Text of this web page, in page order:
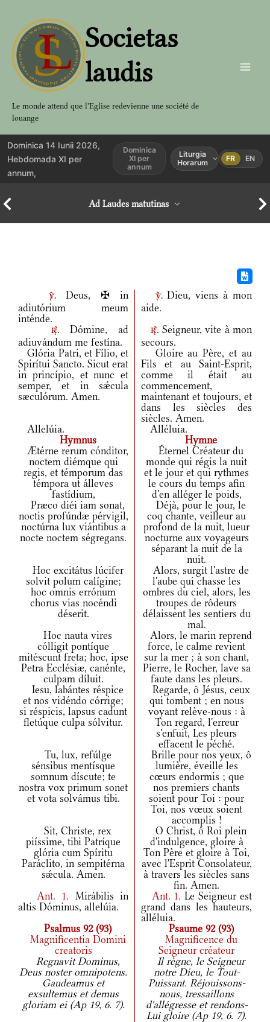
contenu
Societas
laudis
Le monde attend que l'Eglise redevienne une société de
louange
Dominica 14 Iunii 2026,
Hebdomada XI per
annum,
Dominica
XI per
annum
Liturgia
Horarum
FR EN
Ad Laudes matutinas
v.Deus, ✠ in
adiutórium meum
inténde.
v.Dieu, viens à mon
aide.
r.Dómine, ad
adiuvándum me festína.
r. Seigneur, vite à mon
secours.
Glória Patri, et Fílio, et
Spirítui Sancto. Sicut erat
in princípio, et nunc et
semper, et in sǽcula
sæculórum. Amen.
Gloire au Père, et au
Fils et au Saint-Esprit,
comme il était au
commencement,
maintenant et toujours, et
dans les siècles des
siècles. Amen.
Allelúia.
Alléluia.
Hymnus
Hymne
Ætérne rerum cónditor,
noctem diémque qui
regis, et témporum das
témpora ut álleves
fastídium,
Éternel Créateur du
monde qui régis la nuit
et le jour et qui rythmes
le cours du temps afin
d'en alléger le poids,
Præco diéi iam sonat,
noctis profúndæ pérvigil,
noctúrna lux viántibus a
nocte noctem ségregans.
Déjà, pour le jour, le
coq chante, veilleur au
profond de la nuit, lueur
nocturne aux voyageurs
séparant la nuit de la
nuit.
Hoc excitátus lúcifer
solvit polum calígine;
hoc omnis errónum
chorus vias nocéndi
déserit.
Alors, surgit l'astre de
l'aube qui chasse les
ombres du ciel, alors, les
troupes de rôdeurs
délaissent les sentiers du
mal.
Hoc nauta vires
cólligit pontíque
mitéscunt freta; hoc, ipse
Petra Ecclésiæ, canénte,
culpam díluit.
Alors, le marin reprend
force, le calme revient
sur la mer ; à son chant,
Pierre, le Rocher, lave sa
faute dans les pleurs.
Iesu, labántes réspice
et nos vidéndo córrige;
si réspicis, lapsus cadunt
fletúque culpa sólvitur.
Regarde, ô Jésus, ceux
qui tombent ; en nous
voyant relève-nous : à
Ton regard, l'erreur
s'enfuit, Les pleurs
effacent le péché.
Tu, lux, refúlge
sénsibus mentísque
somnum díscute; te
nostra vox primum sonet
et vota solvámus tibi.
Brille pour nos yeux, ô
lumière, éveille les
cœurs endormis ; que
nos premiers chants
soient pour Toi : pour
Toi, nos vœux soient
accomplis !
Sit, Christe, rex
piíssime, tibi Patríque
glória cum Spíritu
Paráclito, in sempitérna
sǽcula. Amen.
O Christ, ô Roi plein
d'indulgence, gloire à
Ton Père et gloire à Toi,
avec l'Esprit Consolateur,
à travers les siècles sans
fin. Amen.
Ant. 1. Mirábilis in
altis Dóminus, allelúia.
Ant. 1. Le Seigneur est
grand dans les hauteurs,
alléluia.
Psalmus 92 (93)
Psaume 92 (93)
Magnificentia Domini
creatoris
Magnificence du
Seigneur créateur
Regnavit Dominus,
Deus noster omnipotens.
Gaudeamus et
exsultemus et demus
gloriam ei (Ap 19, 6. 7).
Il règne, le Seigneur
notre Dieu, le Tout-
Puissant. Réjouissons-
nous, tressaillons
d'allégresse et rendons-
Lui gloire (Ap 19, 6. 7).